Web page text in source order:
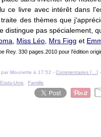
ce livre avec intérêt dans
des thèmes que
distingue pas spécialement,
Miss Léo, Mrs Figg et
Rey. 330 pages.2010 pour l'édition
par lillounette à 17:52 -Commentaires [ …]
Etats-Unis Famille